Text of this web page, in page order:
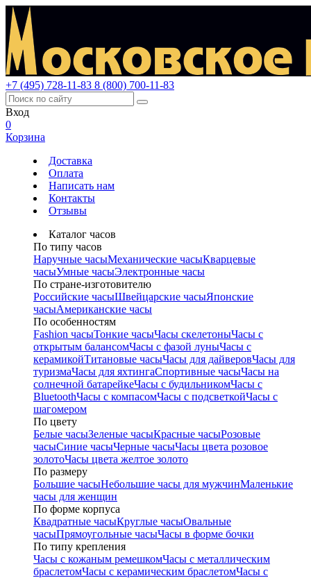
+7 (495) 728-11-83 8 (800) 700-11-83
Вход
0
Корзина
Доставка
Оплата
Написать нам
Контакты
Отзывы
Каталог часов
По типу часов
Наручные часыМеханические часыКварцевые
часыУмные часыЭлектронные часы
По стране-изготовителю
Российские часыШвейцарские часыЯпонские
часыАмериканские часы
По особенностям
Fashion часыТонкие часыЧасы скелетоныЧасы с
открытым балансомЧасы с фазой луныЧасы с
керамикойТитановые часыЧасы для дайверовЧасы для
туризмаЧасы для яхтингаСпортивные часыЧасы на
солнечной батарейкеЧасы с будильникомЧасы с
BluetoothЧасы с компасомЧасы с подсветкойЧасы с
шагомером
По цвету
Белые часыЗеленые часыКрасные часыРозовые
часыСиние часыЧерные часыЧасы цвета розовое
золотоЧасы цвета желтое золото
По размеру
Большие часыНебольшие часы для мужчинМаленькие
часы для женщин
По форме корпуса
Квадратные часыКруглые часыОвальные
часыПрямоугольные часыЧасы в форме бочки
По типу крепления
Часы с кожаным ремешкомЧасы с металлическим
браслетомЧасы с керамическим браслетомЧасы с